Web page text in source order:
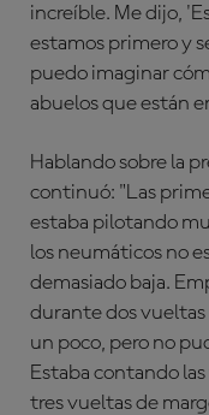
increíble. Me dijo,
estamos primero y
puedo imaginar
abuelos que están
Hablando sobre la
continuó: "Las
estaba pilotando
los neumáticos no
demasiado baja.
durante dos
un poco, pero no
Estaba contando
tres vueltas de